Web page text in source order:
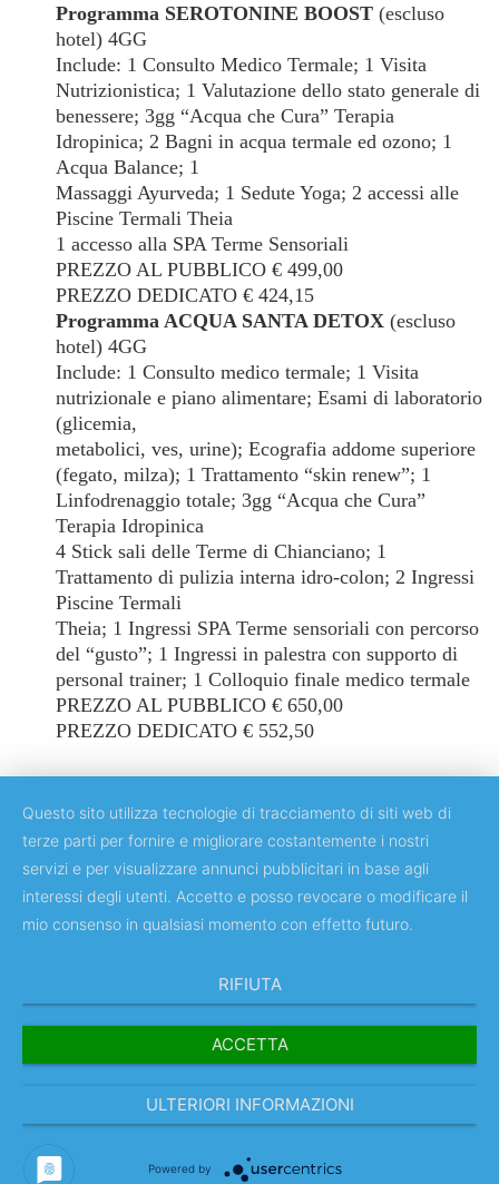
Programma SEROTONINE BOOST (escluso
hotel) 4GG
Include: 1 Consulto Medico Termale; 1 Visita
Nutrizionistica; 1 Valutazione dello stato generale di
benessere; 3gg “Acqua che Cura” Terapia
Idropinica; 2 Bagni in acqua termale ed ozono; 1
Acqua Balance; 1
Massaggi Ayurveda; 1 Sedute Yoga; 2 accessi alle
Piscine Termali Theia
1 accesso alla SPA Terme Sensoriali
PREZZO AL PUBBLICO € 499,00
PREZZO DEDICATO € 424,15
Programma ACQUA SANTA DETOX (escluso
hotel) 4GG
Include: 1 Consulto medico termale; 1 Visita
nutrizionale e piano alimentare; Esami di laboratorio
(glicemia,
metabolici, ves, urine); Ecografia addome superiore
(fegato, milza); 1 Trattamento “skin renew”; 1
Linfodrenaggio totale; 3gg “Acqua che Cura”
Terapia Idropinica
4 Stick sali delle Terme di Chianciano; 1
Trattamento di pulizia interna idro-colon; 2 Ingressi
Piscine Termali
Theia; 1 Ingressi SPA Terme sensoriali con percorso
del “gusto”; 1 Ingressi in palestra con supporto di
personal trainer; 1 Colloquio finale medico termale
PREZZO AL PUBBLICO € 650,00
PREZZO DEDICATO € 552,50
Copyright © 2018 Università degli Studi di Roma "Tor Vergata"
Questo sito utilizza tecnologie di tracciamento di siti web di
terze parti per fornire e migliorare costantemente i nostri
servizi e per visualizzare annunci pubblicitari in base agli
interessi degli utenti. Accetto e posso revocare o modificare il
mio consenso in qualsiasi momento con effetto futuro.
RIFIUTA
ACCETTA
ULTERIORI INFORMAZIONI
Powered by